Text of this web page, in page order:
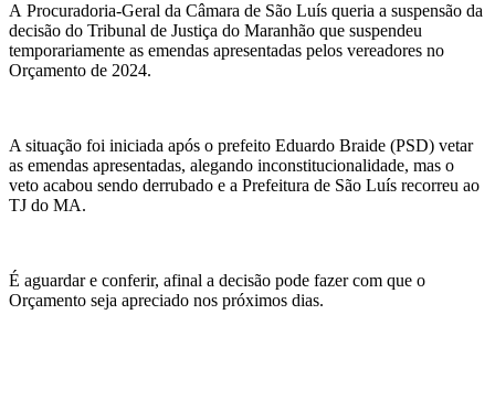
A Procuradoria-Geral da Câmara de São Luís queria a suspensão da
decisão do Tribunal de Justiça do Maranhão que suspendeu
temporariamente as emendas apresentadas pelos vereadores no
Orçamento de 2024.
A situação foi iniciada após o prefeito Eduardo Braide (PSD) vetar
as emendas apresentadas, alegando inconstitucionalidade, mas o
veto acabou sendo derrubado e a Prefeitura de São Luís recorreu ao
TJ do MA.
É aguardar e conferir, afinal a decisão pode fazer com que o
Orçamento seja apreciado nos próximos dias.